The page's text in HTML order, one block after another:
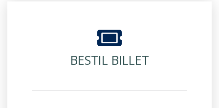
BESTIL BILLET